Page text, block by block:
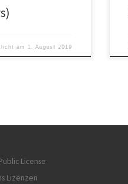
am 1. August 2019
License
Lizenzen